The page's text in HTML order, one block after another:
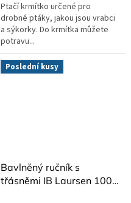
Ptačí krmítko určené pro
drobné ptáky, jakou jsou vrabci
a sýkorky. Do krmítka můžete
potravu...
Poslední kusy
Bavlněný ručník s
třásněmi IB Laursen 100